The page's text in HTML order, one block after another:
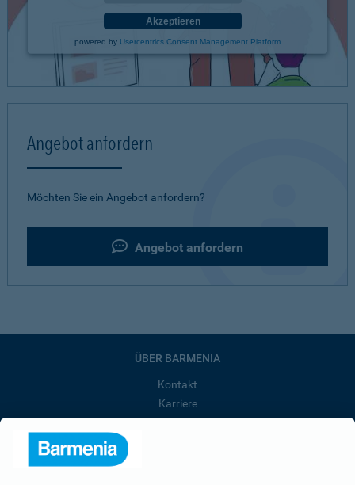
Akzeptieren
powered by Usercentrics Consent Management Platform
Angebot anfordern
Möchten Sie ein Angebot anfordern?
Angebot anfordern
ÜBER BARMENIA
Kontakt
Karriere
Presse